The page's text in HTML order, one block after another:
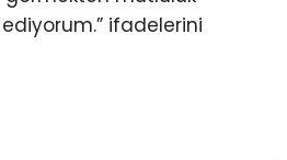
ifadelerini